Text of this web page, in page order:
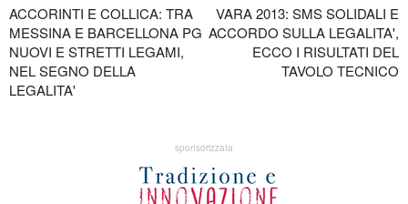
ACCORINTI E COLLICA: TRA
MESSINA E BARCELLONA PG
NUOVI E STRETTI LEGAMI,
NEL SEGNO DELLA
LEGALITA'
VARA 2013: SMS SOLIDALI E
ACCORDO SULLA LEGALITA',
ECCO I RISULTATI DEL
TAVOLO TECNICO
sponsorizzata